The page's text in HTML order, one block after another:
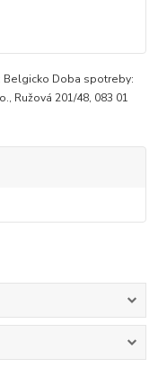
Belgicko Doba spotreby:
Ružová 201/48, 083 01